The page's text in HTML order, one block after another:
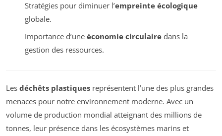
Stratégies pour diminuer l’empreinte écologique
globale.
Importance d’une économie circulairedans la
gestion des ressources.
Les déchêts plastiques représentent l’une des plus grandes
menaces pour notre environnement moderne. Avec un
volume de production mondial atteignant des millions de
tonnes, leur présence dans les écosystèmes marins et